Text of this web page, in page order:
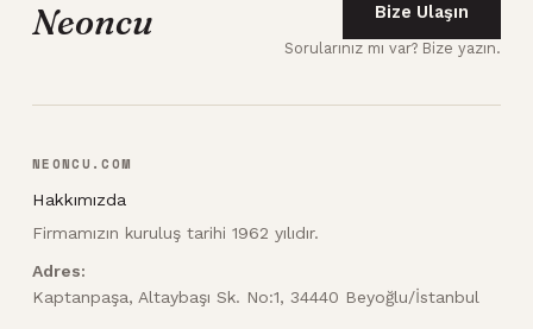
Neoncu Bize Ulaşın
Sorularınız mı var? Bize yazın.
NEONCU.COM
Hakkımızda
Firmamızın kuruluş tarihi 1962 yılıdır.
Adres:
Kaptanpaşa, Altaybaşı Sk. No:1, 34440 Beyoğlu/İstanbul